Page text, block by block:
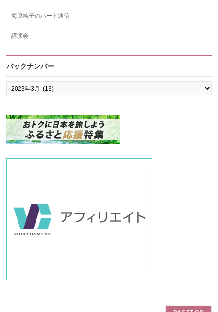
海原純子のハート通信
講演会
バックナンバー
バ
ッ
ン
バ
ー